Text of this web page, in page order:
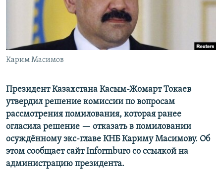
Карим Масимов
Президент Казахстана Касым-Жомарт Токаев
утвердил решение комиссии по вопросам
рассмотрения помилования, которая ранее
огласила решение — отказать в помиловании
осуждённому экс-главе КНБ Кариму Масимову. Об
этом сообщает сайт Informburo со ссылкой на
администрацию президента.